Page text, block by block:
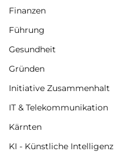
Finanzen
Führung
Gesundheit
Gründen
Initiative Zusammenhalt
IT & Telekommunikation
Kärnten
KI - Künstliche Intelligenz